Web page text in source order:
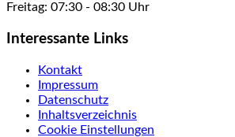
Freitag: 07:30 - 08:30 Uhr
Interessante Links
Kontakt
Impressum
Datenschutz
Inhaltsverzeichnis
Cookie Einstellungen